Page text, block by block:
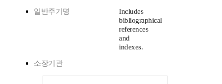
일반주기명
Includes
bibliographical
references
and
indexes.
소장기관